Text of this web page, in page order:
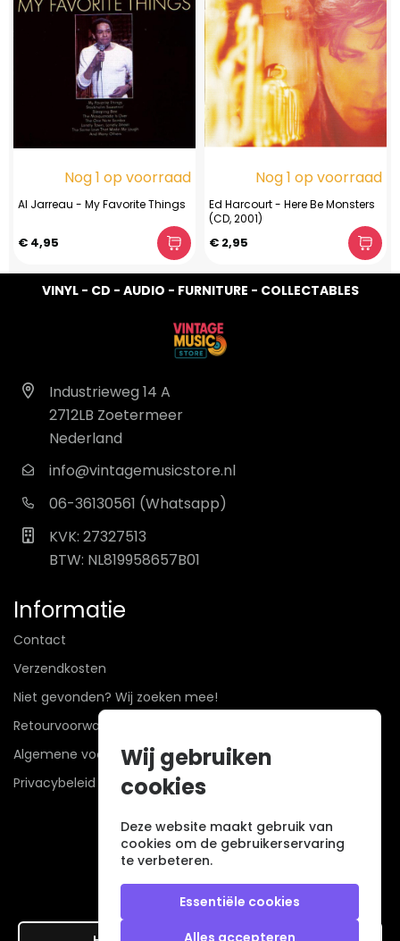
Nog 1 op voorraad
Al Jarreau - My Favorite Things
€ 4,95
Nog 1 op voorraad
Ed Harcourt - Here Be Monsters
(CD, 2001)
€ 2,95
VINYL - CD - AUDIO - FURNITURE - COLLECTABLES
Industrieweg 14 A
2712LB Zoetermeer
Nederland
info@vintagemusicstore.nl
06-36130561 (Whatsapp)
KVK: 27327513
BTW: NL819958657B01
Informatie
Contact
Verzendkosten
Niet gevonden? Wij zoeken mee!
Retourvoorwaarden
Algemene voorwaarden
Privacybeleid
Wij gebruiken
cookies
Deze website maakt gebruik van
cookies om de gebruikerservaring
te verbeteren.
Essentiële cookies